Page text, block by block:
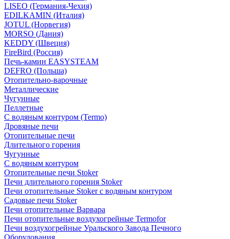
LISEO (Германия-Чехия)
EDILKAMIN (Италия)
JOTUL (Норвегия)
MORSO (Дания)
KEDDY (Швеция)
FireBird (Россия)
Печь-камин EASYSTEAM
DEFRO (Польша)
Отопительно-варочные
Металлические
Чугунные
Пеллетные
С водяным контуром (Termo)
Дровяные печи
Отопительные печи
Длительного горения
Чугунные
C водяным контуром
Отопительные печи Stoker
Печи длительного горения Stoker
Печи отопительные Stoker с водяным контуром
Садовые печи Stoker
Печи отопительные Варвара
Печи отопительные воздухогрейные Termofor
Печи воздухогрейные Уральского Завода Печного
Оборудования